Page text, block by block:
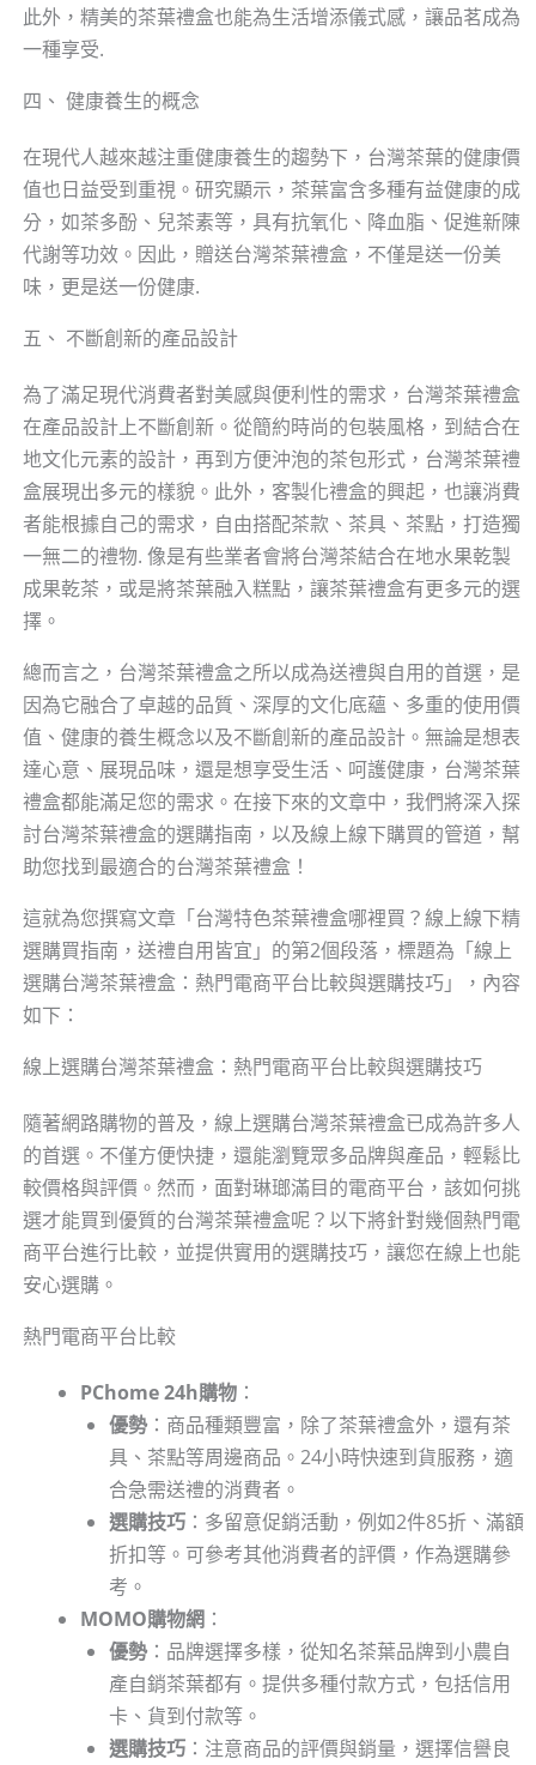
此外，精美的茶葉禮盒也能為生活增添儀式感，讓品茗成為
一種享受.
四、 健康養生的概念
在現代人越來越注重健康養生的趨勢下，台灣茶葉的健康價
值也日益受到重視。研究顯示，茶葉富含多種有益健康的成
分，如茶多酚、兒茶素等，具有抗氧化、降血脂、促進新陳
代謝等功效。因此，贈送台灣茶葉禮盒，不僅是送一份美
味，更是送一份健康.
五、 不斷創新的產品設計
為了滿足現代消費者對美感與便利性的需求，台灣茶葉禮盒
在產品設計上不斷創新。從簡約時尚的包裝風格，到結合在
地文化元素的設計，再到方便沖泡的茶包形式，台灣茶葉禮
盒展現出多元的樣貌。此外，客製化禮盒的興起，也讓消費
者能根據自己的需求，自由搭配茶款、茶具、茶點，打造獨
一無二的禮物. 像是有些業者會將台灣茶結合在地水果乾製
成果乾茶，或是將茶葉融入糕點，讓茶葉禮盒有更多元的選
擇。
總而言之，台灣茶葉禮盒之所以成為送禮與自用的首選，是
因為它融合了卓越的品質、深厚的文化底蘊、多重的使用價
值、健康的養生概念以及不斷創新的產品設計。無論是想表
達心意、展現品味，還是想享受生活、呵護健康，台灣茶葉
禮盒都能滿足您的需求。在接下來的文章中，我們將深入探
討台灣茶葉禮盒的選購指南，以及線上線下購買的管道，幫
助您找到最適合的台灣茶葉禮盒！
這就為您撰寫文章「台灣特色茶葉禮盒哪裡買？線上線下精
選購買指南，送禮自用皆宜」的第2個段落，標題為「線上
選購台灣茶葉禮盒：熱門電商平台比較與選購技巧」，內容
如下：
線上選購台灣茶葉禮盒：熱門電商平台比較與選購技巧
隨著網路購物的普及，線上選購台灣茶葉禮盒已成為許多人
的首選。不僅方便快捷，還能瀏覽眾多品牌與產品，輕鬆比
較價格與評價。然而，面對琳瑯滿目的電商平台，該如何挑
選才能買到優質的台灣茶葉禮盒呢？以下將針對幾個熱門電
商平台進行比較，並提供實用的選購技巧，讓您在線上也能
安心選購。
熱門電商平台比較
PChome 24h購物：
優勢：商品種類豐富，除了茶葉禮盒外，還有茶
具、茶點等周邊商品。24小時快速到貨服務，適
合急需送禮的消費者。
選購技巧：多留意促銷活動，例如2件85折、滿額
折扣等。可參考其他消費者的評價，作為選購參
考。
MOMO購物網：
優勢：品牌選擇多樣，從知名茶葉品牌到小農自
產自銷茶葉都有。提供多種付款方式，包括信用
卡、貨到付款等。
選購技巧：注意商品的評價與銷量，選擇信譽良